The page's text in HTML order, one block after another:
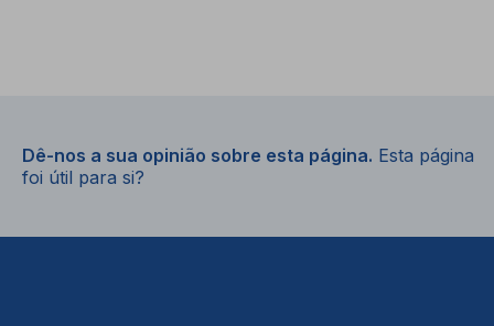
Dê-nos a sua opinião sobre esta página. Esta página
foi útil para si?